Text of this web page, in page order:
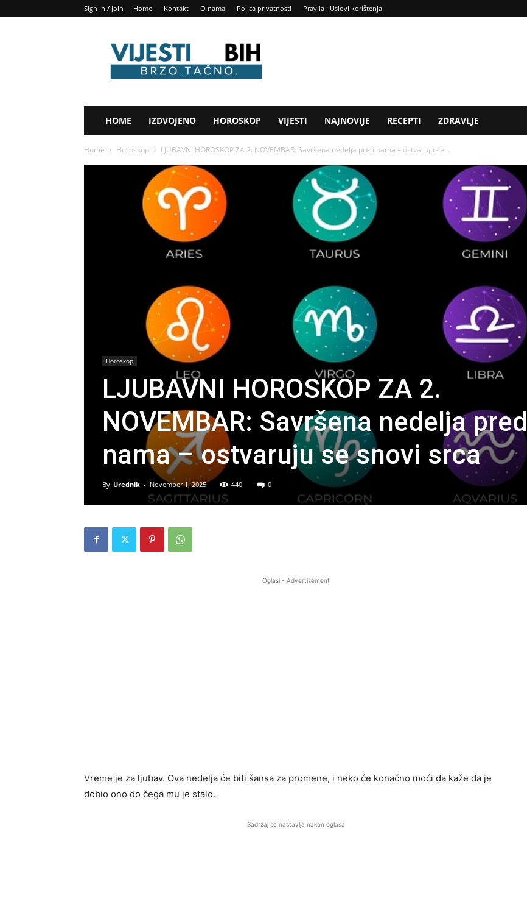
Sign in / Join Home Kontakt O nama Polica privatnosti Pravila i Uslovi korištenja
BIH
HOME IZDVOJENO HOROSKOP VIJESTI NAJNOVIJE RECEPTI ZDRAVLJE
Home Horoskop LJUBAVNI HOROSKOP ZA 2. NOVEMBAR: Savršena nedelja pred nama – ostvaruju se...
Horoskop
LJUBAVNI HOROSKOP ZA 2.
NOVEMBAR: Savršena nedelja pred
nama – ostvaruju se snovi srca
By Urednik - November 1, 2025 440 0
Oglasi - Advertisement
Vreme je za ljubav. Ova nedelja će biti šansa za promene, i neko će konačno moći da kaže da je
dobio ono do čega mu je stalo.
Sadržaj se nastavlja nakon oglasa